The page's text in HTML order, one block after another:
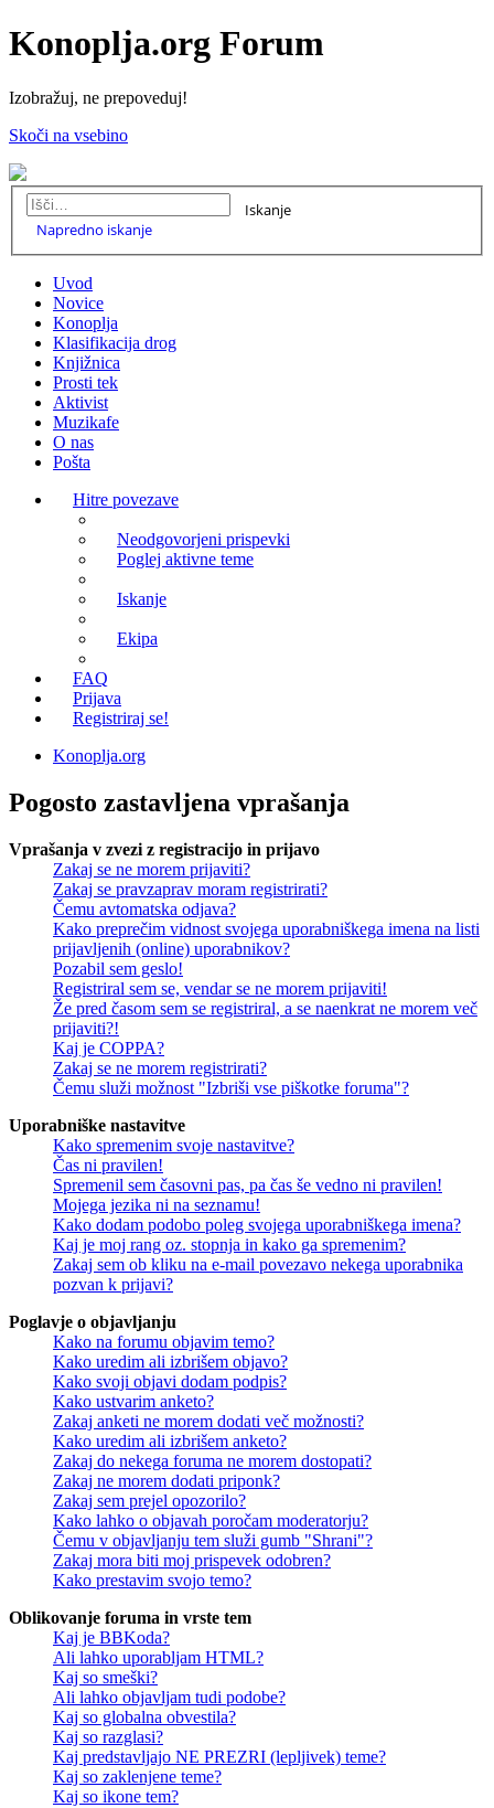
Konoplja.org Forum
Izobražuj, ne prepoveduj!
Skoči na vsebino
Iskanje
Napredno iskanje
Uvod
Novice
Konoplja
Klasifikacija drog
Knjižnica
Prosti tek
Aktivist
Muzikafe
O nas
Pošta
Hitre povezave
Neodgovorjeni prispevki
Poglej aktivne teme
Iskanje
Ekipa
FAQ
Prijava
Registriraj se!
Konoplja.org
Pogosto zastavljena vprašanja
Vprašanja v zvezi z registracijo in prijavo
Zakaj se ne morem prijaviti?
Zakaj se pravzaprav moram registrirati?
Čemu avtomatska odjava?
Kako preprečim vidnost svojega uporabniškega imena na listi
prijavljenih (online) uporabnikov?
Pozabil sem geslo!
Registriral sem se, vendar se ne morem prijaviti!
Že pred časom sem se registriral, a se naenkrat ne morem več
prijaviti?!
Kaj je COPPA?
Zakaj se ne morem registrirati?
Čemu služi možnost "Izbriši vse piškotke foruma"?
Uporabniške nastavitve
Kako spremenim svoje nastavitve?
Čas ni pravilen!
Spremenil sem časovni pas, pa čas še vedno ni pravilen!
Mojega jezika ni na seznamu!
Kako dodam podobo poleg svojega uporabniškega imena?
Kaj je moj rang oz. stopnja in kako ga spremenim?
Zakaj sem ob kliku na e-mail povezavo nekega uporabnika
pozvan k prijavi?
Poglavje o objavljanju
Kako na forumu objavim temo?
Kako uredim ali izbrišem objavo?
Kako svoji objavi dodam podpis?
Kako ustvarim anketo?
Zakaj anketi ne morem dodati več možnosti?
Kako uredim ali izbrišem anketo?
Zakaj do nekega foruma ne morem dostopati?
Zakaj ne morem dodati priponk?
Zakaj sem prejel opozorilo?
Kako lahko o objavah poročam moderatorju?
Čemu v objavljanju tem služi gumb "Shrani"?
Zakaj mora biti moj prispevek odobren?
Kako prestavim svojo temo?
Oblikovanje foruma in vrste tem
Kaj je BBKoda?
Ali lahko uporabljam HTML?
Kaj so smeški?
Ali lahko objavljam tudi podobe?
Kaj so globalna obvestila?
Kaj so razglasi?
Kaj predstavljajo NE PREZRI (lepljivek) teme?
Kaj so zaklenjene teme?
Kaj so ikone tem?